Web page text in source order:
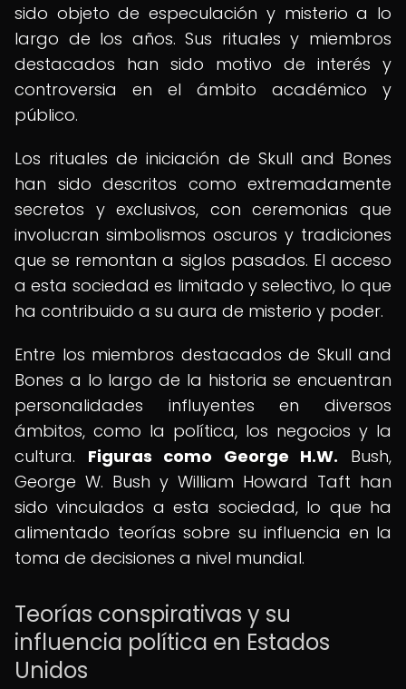
sido objeto de especulación y misterio a lo
largo de los años. Sus rituales y miembros
destacados han sido motivo de interés y
controversia en el ámbito académico y
público.
Los rituales de iniciación de Skull and Bones
han sido descritos como extremadamente
secretos y exclusivos, con ceremonias que
involucran simbolismos oscuros y tradiciones
que se remontan a siglos pasados. El acceso
a esta sociedad es limitado y selectivo, lo que
ha contribuido a su aura de misterio y poder.
Entre los miembros destacados de Skull and
Bones a lo largo de la historia se encuentran
personalidades influyentes en diversos
ámbitos, como la política, los negocios y la
cultura. Figuras como George H.W. Bush,
George W. Bush y William Howard Taft han
sido vinculados a esta sociedad, lo que ha
alimentado teorías sobre su influencia en la
toma de decisiones a nivel mundial.
Teorías conspirativas y su
influencia política en Estados
Unidos